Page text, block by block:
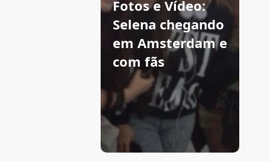
Fotos e Vídeo:
Selena chegando
em Amsterdam e
com fãs